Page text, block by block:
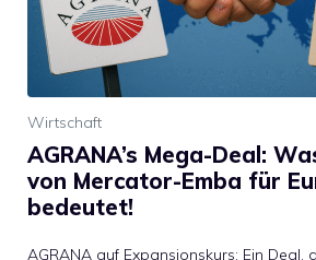
Wirtschaft
AGRANA’s Mega-Deal:
von Mercator-Emba für
bedeutet!
AGRANA auf Expansionskurs: Ein Deal,